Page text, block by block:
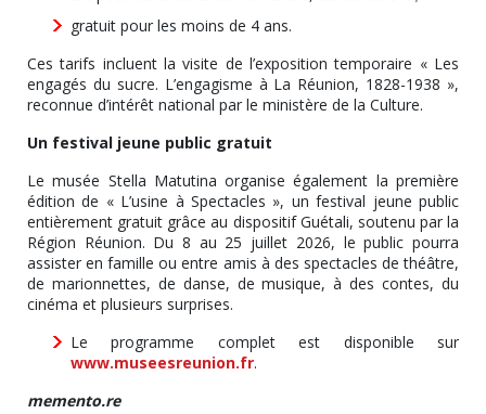
gratuit pour les moins de 4 ans.
Ces tarifs incluent la visite de l’exposition temporaire « Les
engagés du sucre. L’engagisme à La Réunion, 1828-1938 »,
reconnue d’intérêt national par le ministère de la Culture.
Un festival jeune public gratuit
Le musée Stella Matutina organise également la première
édition de « L’usine à Spectacles », un festival jeune public
entièrement gratuit grâce au dispositif Guétali, soutenu par la
Région Réunion. Du 8 au 25 juillet 2026, le public pourra
assister en famille ou entre amis à des spectacles de théâtre,
de marionnettes, de danse, de musique, à des contes, du
cinéma et plusieurs surprises.
Le programme complet est disponible sur
www.museesreunion.fr.
memento.re